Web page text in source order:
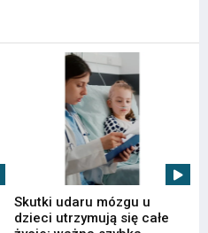
Skutki udaru mózgu u
dzieci utrzymują się całe